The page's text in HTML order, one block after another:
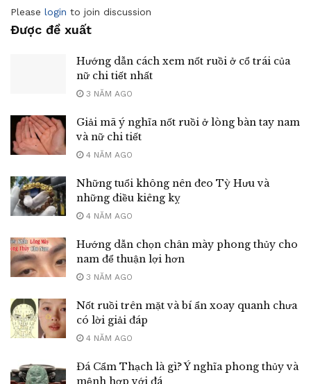
Please login to join discussion
Được đề xuất
Hướng dẫn cách xem nốt ruồi ở cổ trái của
nữ chi tiết nhất
3 NĂM AGO
Giải mã ý nghĩa nốt ruồi ở lòng bàn tay nam
và nữ chi tiết
4 NĂM AGO
Những tuổi không nên đeo Tỳ Hưu và
những điều kiêng kỵ
4 NĂM AGO
Hướng dẫn chọn chân mày phong thủy cho
nam để thuận lợi hơn
3 NĂM AGO
Nốt ruồi trên mặt và bí ẩn xoay quanh chưa
có lời giải đáp
4 NĂM AGO
Đá Cẩm Thạch là gì? Ý nghĩa phong thủy và
mệnh hợp với đá